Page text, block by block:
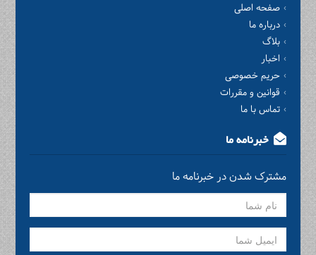
صفحه اصلی
درباره ما
بلاگ
اخبار
حریم خصوصی
قوانین و مقررات
تماس با ما
خبرنامه ما
مشترک شدن در خبرنامه ما